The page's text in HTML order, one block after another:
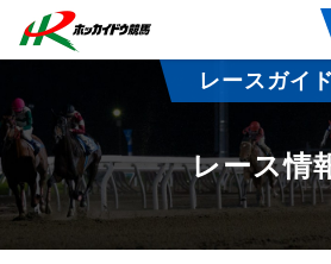
レースガイド
レース情